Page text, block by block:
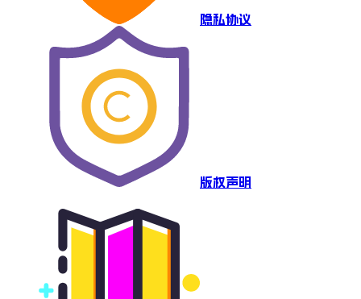
隐私协议
版权声明